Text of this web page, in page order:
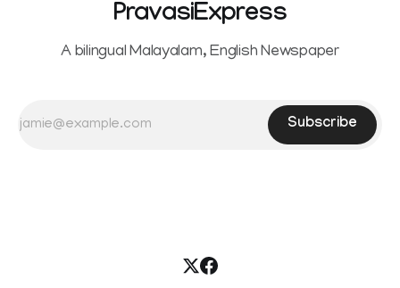
PravasiExpress
A bilingual Malayalam, English Newspaper
Subscribe